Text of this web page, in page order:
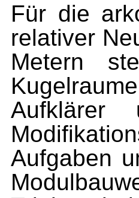
Für die
relativer
Metern
Aufklärer
Aufgaben